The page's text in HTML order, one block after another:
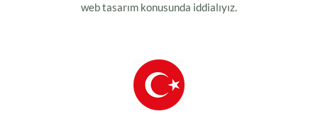
web tasarım konusunda iddialıyız.